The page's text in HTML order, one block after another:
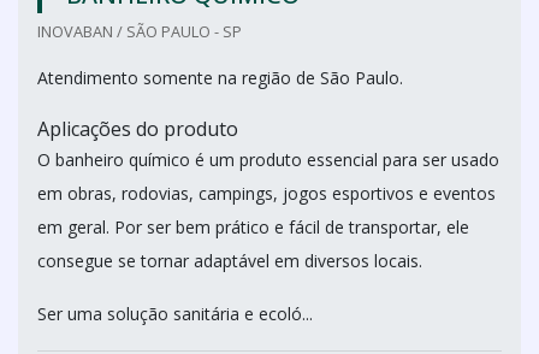
INOVABAN / SÃO PAULO - SP
Atendimento somente na região de São Paulo.
Aplicações do produto
O banheiro químico é um produto essencial para ser usado
em obras, rodovias, campings, jogos esportivos e eventos
em geral. Por ser bem prático e fácil de transportar, ele
consegue se tornar adaptável em diversos locais.
Ser uma solução sanitária e ecoló...